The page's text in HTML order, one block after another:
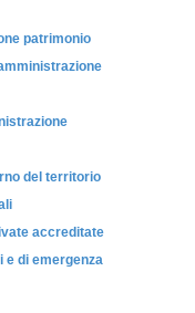
patrimonio
del territorio
accreditate
e di emergenza